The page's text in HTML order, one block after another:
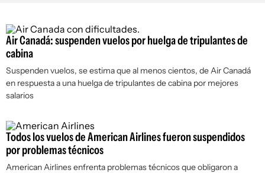
Air Canadá: suspenden vuelos por huelga de tripulantes de
cabina
Suspenden vuelos, se estima que al menos cientos, de Air Canadá
en respuesta a una huelga de tripulantes de cabina por mejores
salarios
Todos los vuelos de American Airlines fueron suspendidos
por problemas técnicos
American Airlines enfrenta problemas técnicos que obligaron a